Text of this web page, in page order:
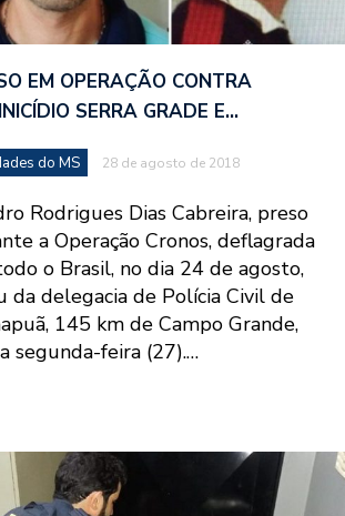
EM OPERAÇÃO CONTRA
SERRA GRADE E…
do MS 28 de agosto de 2018
Rodrigues Dias Cabreira, preso
a Operação Cronos, deflagrada
o Brasil, no dia 24 de agosto,
da delegacia de Polícia Civil de
145 km de Campo Grande,
segunda-feira (27).…